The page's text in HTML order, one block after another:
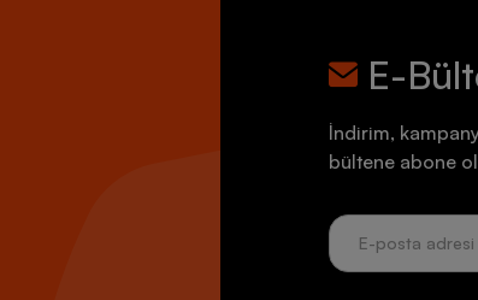
E-
İndirim,
bültene abone